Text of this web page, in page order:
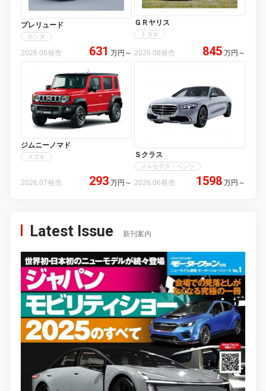
プレリュード
ホンダ
2026.08発売 631 万円 ～
ＧＲヤリス
トヨタ
2026.08発売 845 万円 ～
ジムニーノマド
スズキ
2026.07発売 293 万円 ～
Ｓクラス
メルセデス・ベンツ
2026.06発売 1598 万円 ～
Latest Issue 新刊案内